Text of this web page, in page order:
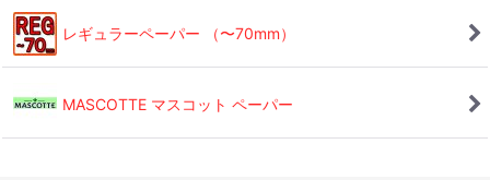
レギュラーペーパー （〜70mm）
MASCOTTE マスコット ペーパー